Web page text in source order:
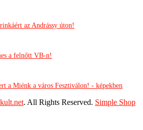
az Andrássy úton!
a felnőtt VB-n!
a Miénk a város Fesztiválon! - képekben
. All Rights Reserved. Simple Shop